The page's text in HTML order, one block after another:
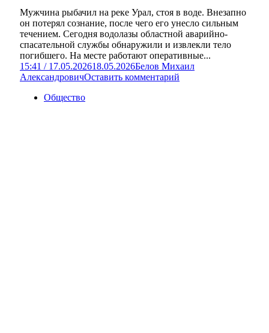
Мужчина рыбачил на реке Урал, стоя в воде. Внезапно
он потерял сознание, после чего его унесло сильным
течением. Сегодня водолазы областной аварийно-
спасательной службы обнаружили и извлекли тело
погибшего. На месте работают оперативные...
15:41 / 17.05.202618.05.2026Белов Михаил
АлександровичОставить комментарий
Общество